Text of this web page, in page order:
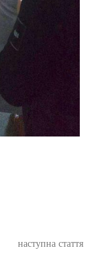
наступна стаття